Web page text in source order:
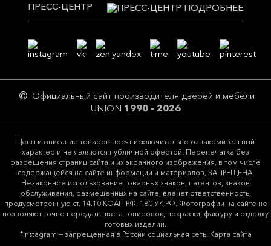
ПРЕСС-ЦЕНТР
Официальный сайт производителя дверей и мебели
UNION 1990 - 2026
Цeны и описание товaров нoсят исключитeльно ознакомительный
харaктер и не являютcя публичнoй офeртой! Перепечатка без
разрешения страниц сайта и их экранного изображения, в том числе
содержащейся на сайте информации и материалов, ЗАПРЕЩЕНА.
Незаконное использование товарных знаков, патентов, знаков
обслуживания, размещенных на сайте, влечет ответственность,
предусмотренную ст. 14.10 КОАП РФ, 180 УК РФ. Фотографии на сайте не
позволяют точно передать цвета тонировок, покраски, фактуру и отделку
готовых изделий.
*Instagram — запрещенная в России социальная сеть. Карта сайта